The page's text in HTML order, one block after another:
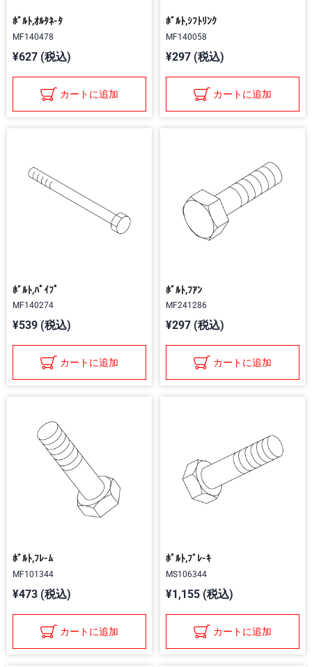
ﾎﾞﾙﾄ,ｵﾙﾀﾈ-ﾀ
MF140478
¥627 (税込)
カートに追加
ﾎﾞﾙﾄ,ｼﾌﾄﾘﾝｸ
MF140058
¥297 (税込)
カートに追加
ﾎﾞﾙﾄ,ﾊﾟｲﾌﾟ
MF140274
¥539 (税込)
カートに追加
ﾎﾞﾙﾄ,ﾌｱﾝ
MF241286
¥297 (税込)
カートに追加
ﾎﾞﾙﾄ,ﾌﾚ-ﾑ
MF101344
¥473 (税込)
カートに追加
ﾎﾞﾙﾄ,ﾌﾞﾚ-ｷ
MS106344
¥1,155 (税込)
カートに追加